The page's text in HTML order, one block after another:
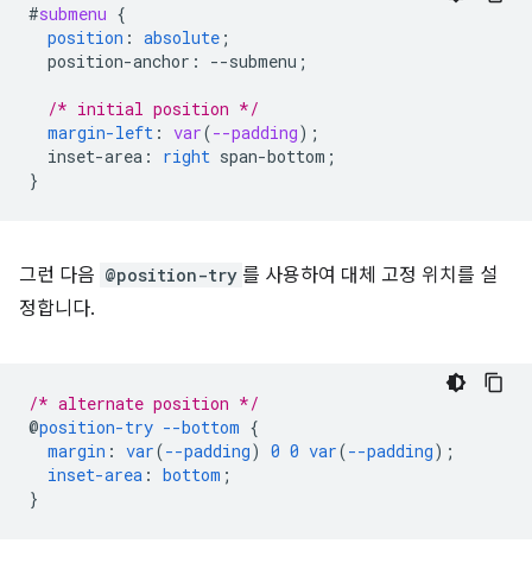
#submenu {
position : absolute ;
position-anchor : --submenu ;
/* initial position */
margin-left : var(--padding);
inset-area : right span-bottom ;
}
그런 다음 @position-try 를 사용하여 대체 고정 위치를 설
정합니다.
/* alternate position */
@position-try --bottom {
margin : var(--padding) 0 0 var(--padding);
inset-area : bottom ;
}